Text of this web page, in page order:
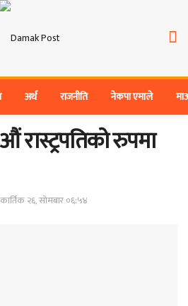
अर्थ राजनीति नेकपा एमाले
रुपमा
२६, सोमबार ०६:५४